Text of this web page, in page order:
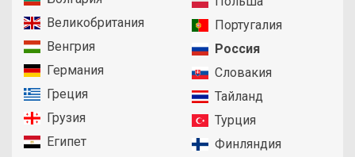
Великобритания
Венгрия
Германия
Греция
Грузия
Египет
Португалия
Россия
Словакия
Тайланд
Турция
Финляндия